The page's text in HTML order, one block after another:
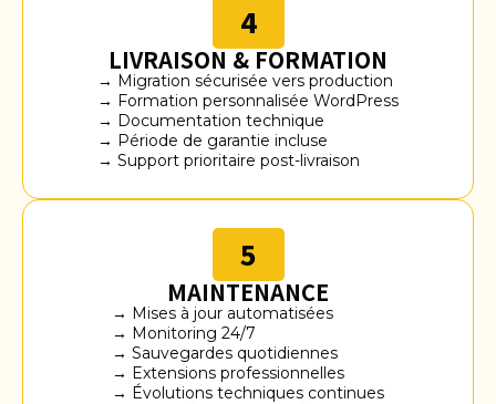
4
LIVRAISON & FORMATION
→ Migration sécurisée vers production
→ Formation personnalisée WordPress
→ Documentation technique
→ Période de garantie incluse
→ Support prioritaire post-livraison
5
MAINTENANCE
→ Mises à jour automatisées
→ Monitoring 24/7
→ Sauvegardes quotidiennes
→ Extensions professionnelles
→ Évolutions techniques continues